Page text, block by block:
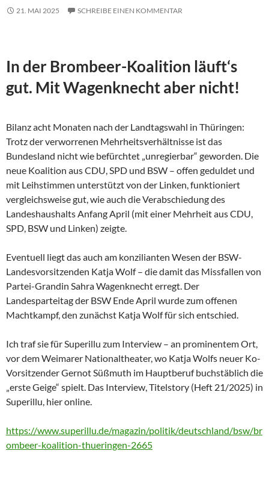
21. MAI 2025 SCHREIBE EINEN KOMMENTAR
In der Brombeer-Koalition läuft‘s
gut. Mit Wagenknecht aber nicht!
Bilanz acht Monaten nach der Landtagswahl in Thüringen:
Trotz der verworrenen Mehrheitsverhältnisse ist das
Bundesland nicht wie befürchtet „unregierbar“ geworden. Die
neue Koalition aus CDU, SPD und BSW – offen geduldet und
mit Leihstimmen unterstützt von der Linken, funktioniert
vergleichsweise gut, wie auch die Verabschiedung des
Landeshaushalts Anfang April (mit einer Mehrheit aus CDU,
SPD, BSW und Linken) zeigte.
Eventuell liegt das auch am konzilianten Wesen der BSW-
Landesvorsitzenden Katja Wolf – die damit das Missfallen von
Partei-Grandin Sahra Wagenknecht erregt. Der
Landesparteitag der BSW Ende April wurde zum offenen
Machtkampf, den zunächst Katja Wolf für sich entschied.
Ich traf sie für Superillu zum Interview – an prominentem Ort,
vor dem Weimarer Nationaltheater, wo Katja Wolfs neuer Ko-
Vorsitzender Gernot Süßmuth im Hauptberuf buchstäblich die
„erste Geige“ spielt. Das Interview, Titelstory (Heft 21/2025) in
Superillu, hier online.
https://www.superillu.de/magazin/politik/deutschland/bsw/br
ombeer-koalition-thueringen-2665